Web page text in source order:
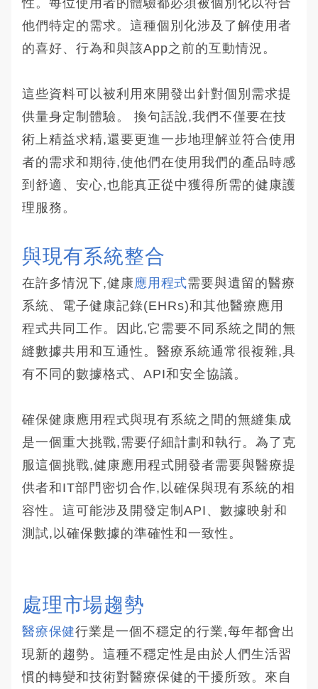
他們特定的需求。這種個別化涉及了解使用者
的喜好、行為和與該App之前的互動情況。
這些資料可以被利用來開發出針對個別需求提
供量身定制體驗。 換句話說,我們不僅要在技
術上精益求精,還要更進一步地理解並符合使用
者的需求和期待,使他們在使用我們的產品時感
到舒適、安心,也能真正從中獲得所需的健康護
理服務。
與現有系統整合
在許多情況下,健康 應用程式需要與遺留的醫療
系統、電子健康記錄(EHRs)和其他醫療應用
程式共同工作。因此,它需要不同系統之間的無
縫數據共用和互通性。醫療系統通常很複雜,具
有不同的數據格式、API和安全協議。
確保健康應用程式與現有系統之間的無縫集成
是一個重大挑戰,需要仔細計劃和執行。為了克
服這個挑戰,健康應用程式開發者需要與醫療提
供者和IT部門密切合作,以確保與現有系統的相
容性。這可能涉及開發定制API、數據映射和
測試,以確保數據的準確性和一致性。
處理市場趨勢
醫療保健行業是一個不穩定的行業,每年都會出
現新的趨勢。這種不穩定性是由於人們生活習
慣的轉變和技術對醫療保健的干擾所致。來自